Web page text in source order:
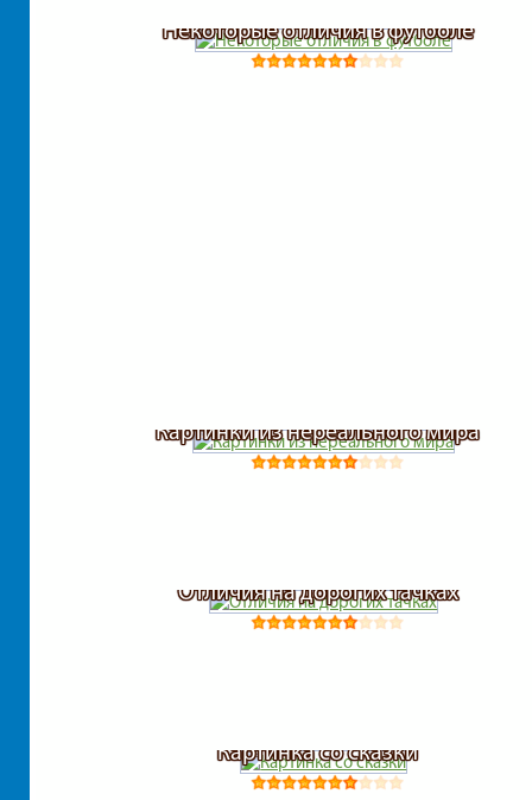
Некоторые отличия в футболе
Картинки из нереального мира
Отличия на дорогих тачках
Картинка со сказки